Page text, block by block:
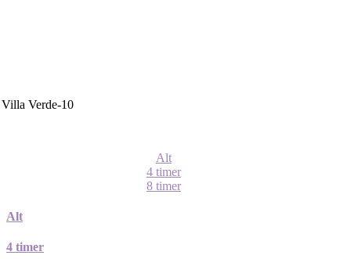
Alt
4 timer
8 timer
Alt
4 timer